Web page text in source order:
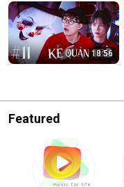
18:56
Featured